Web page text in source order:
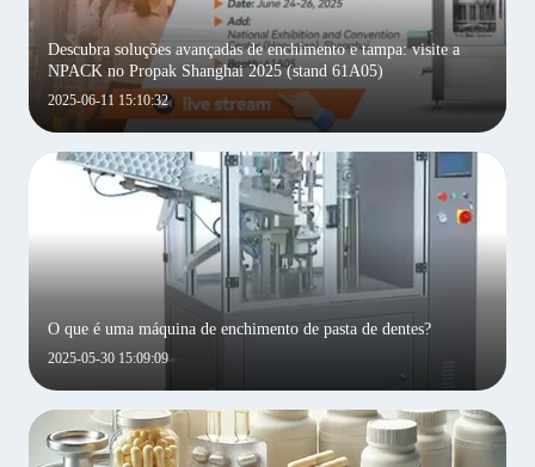
2025-06-11 15:10:32
Descubra soluções avançadas de enchimento e tampa: visite a
NPACK no Propak Shanghai 2025 (stand 61A05)
2025-05-30 15:09:09
O que é uma máquina de enchimento de pasta de dentes?